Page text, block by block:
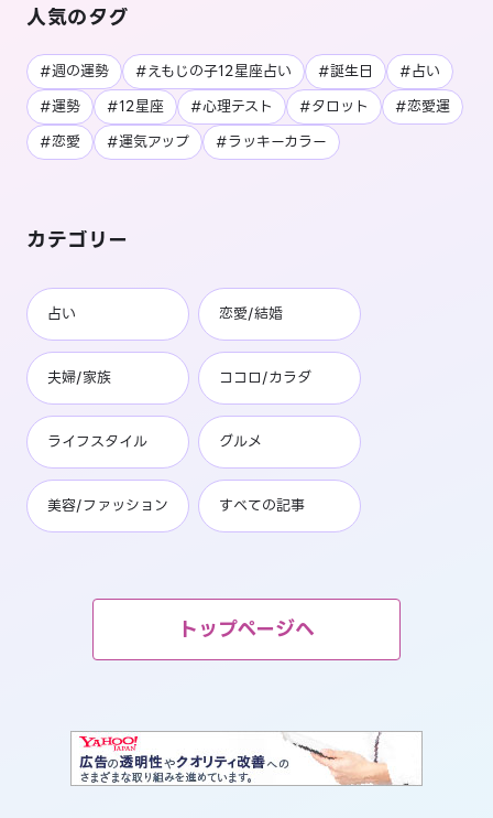
人気のタグ
#週の運勢 #えもじの子12星座占い #誕生日
#占い
#運勢
#12星座 #心理テスト #タロット
#恋愛運
#恋愛
#運気アップ #ラッキーカラー
カテゴリー
占い 恋愛/結婚
夫婦/家族 ココロ/カラダ
ライフスタイル グルメ
美容/ファッション すべての記事
トップページへ